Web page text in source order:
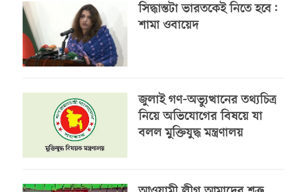
সিদ্ধান্তটা ভারতকেই নিতে হবে:
শামা ওবায়েদ
জুলাই গণ-অভ্যুত্থানের তথ্যচিত্র
নিয়ে অভিযোগের বিষয়ে যা
বলল মুক্তিযুদ্ধ মন্ত্রণালয়